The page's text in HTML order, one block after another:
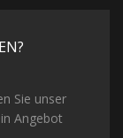
Sie unser
Angebot